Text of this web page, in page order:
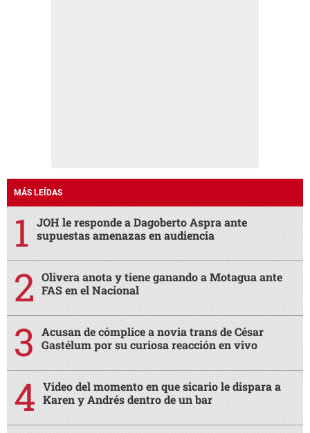
MÁS LEÍDAS
JOH le responde a Dagoberto Aspra ante
supuestas amenazas en audiencia
Olivera anota y tiene ganando a Motagua ante
FAS en el Nacional
Acusan de cómplice a novia trans de César
Gastélum por su curiosa reacción en vivo
Video del momento en que sicario le dispara a
Karen y Andrés dentro de un bar